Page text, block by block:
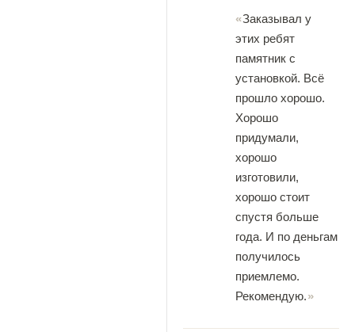
Заказывал у
этих ребят
памятник с
установкой. Всё
прошло хорошо.
Хорошо
придумали,
хорошо
изготовили,
хорошо стоит
спустя больше
года. И по деньгам
получилось
приемлемо.
Рекомендую.